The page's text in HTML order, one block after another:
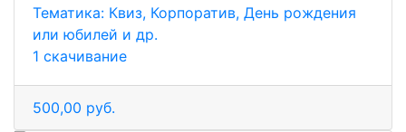
Тематика: Квиз, Корпоратив, День рождения
или юбилей и др.
1 скачивание
500,00 руб.